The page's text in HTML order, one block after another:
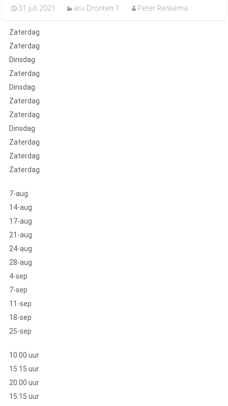
31 juli 2021 asv Dronten 1 Peter Renkema
Zaterdag
Zaterdag
Dinsdag
Zaterdag
Dinsdag
Zaterdag
Zaterdag
Dinsdag
Zaterdag
Zaterdag
Zaterdag
7-aug
14-aug
17-aug
21-aug
24-aug
28-aug
4-sep
7-sep
11-sep
18-sep
25-sep
10.00 uur
15.15 uur
20.00 uur
15.15 uur